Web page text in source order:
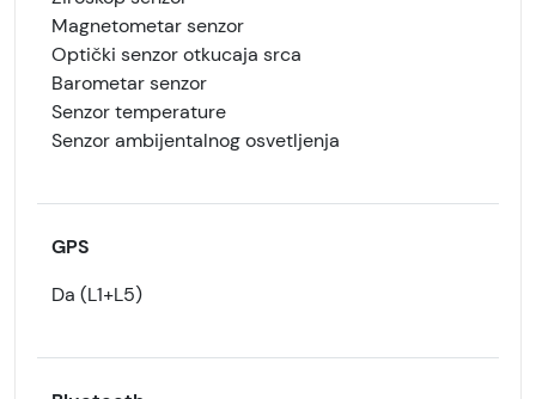
Magnetometar senzor
Optički senzor otkucaja srca
Barometar senzor
Senzor temperature
Senzor ambijentalnog osvetljenja
GPS
Da (L1+L5)